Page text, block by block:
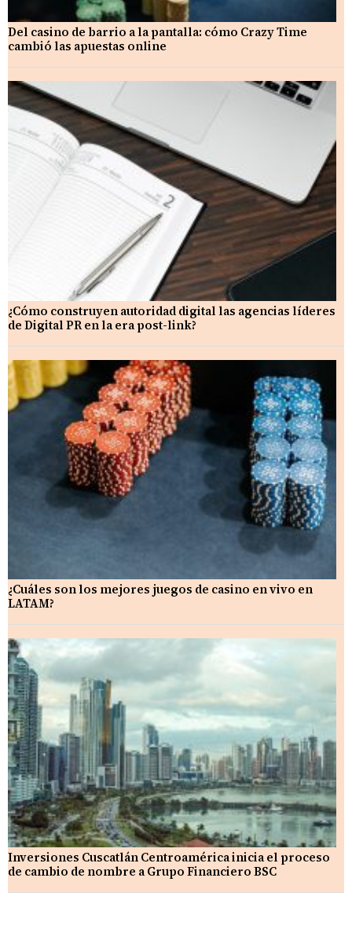
Del casino de barrio a la pantalla: cómo Crazy Time
cambió las apuestas online
¿Cómo construyen autoridad digital las agencias líderes
de Digital PR en la era post-link?
¿Cuáles son los mejores juegos de casino en vivo en
LATAM?
Inversiones Cuscatlán Centroamérica inicia el proceso
de cambio de nombre a Grupo Financiero BSC